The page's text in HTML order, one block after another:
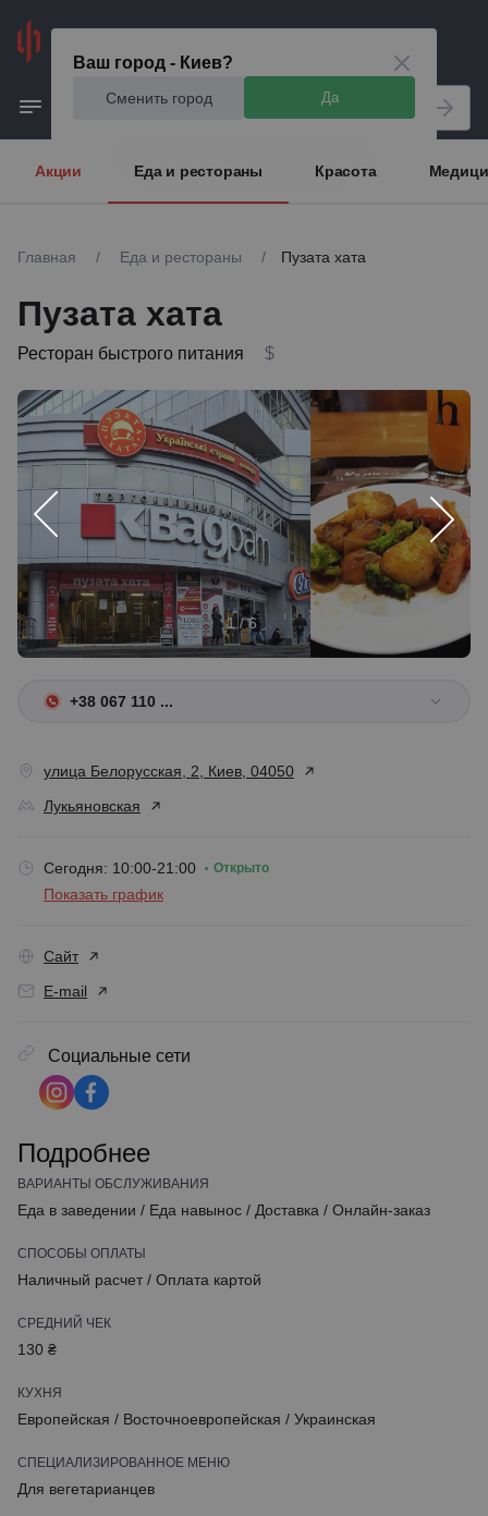
Ваш город - Киев?
Сменить город Да
Акции Еда и рестораны Красота
Главная / Еда и рестораны / Пузата хата
Пузата хата
Ресторан быстрого питания $
1 / 6
+38 067 110 ...
улица Белорусская, 2, Киев, 04050
Лукьяновская
Сегодня: 10:00-21:00 Открыто
Показать график
Сайт
E-mail
Социальные сети
Подробнее
ВАРИАНТЫ ОБСЛУЖИВАНИЯ
Еда в заведении / Еда навынос / Доставка / Онлайн-заказ
СПОСОБЫ ОПЛАТЫ
Наличный расчет / Оплата картой
СРЕДНИЙ ЧЕК
130 ₴
КУХНЯ
Европейская / Восточноевропейская / Украинская
СПЕЦИАЛИЗИРОВАННОЕ МЕНЮ
Для вегетарианцев